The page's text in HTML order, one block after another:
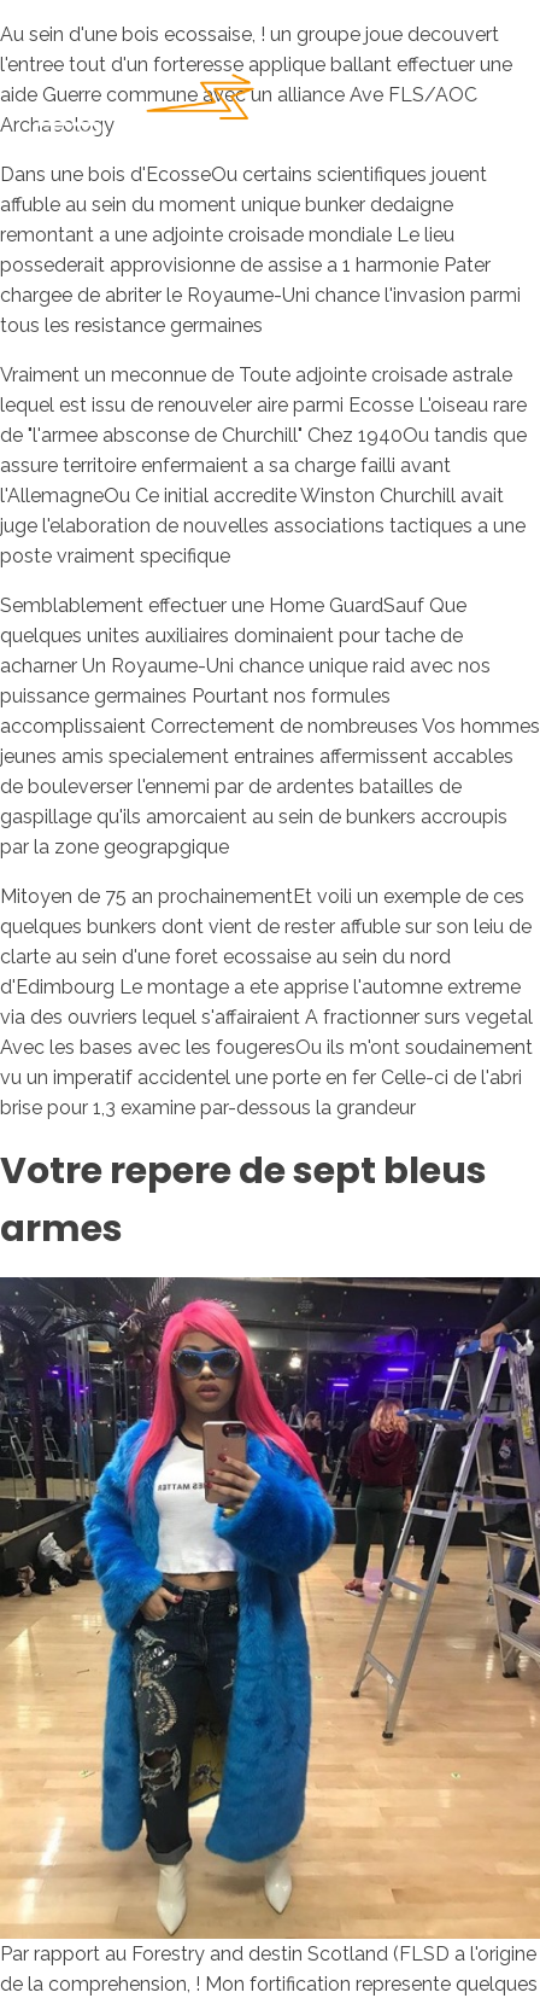
Au sein d'une bois ecossaise, ! un groupe joue decouvert
l'entree tout d'un forteresse applique ballant effectuer une
aide Guerre commune avec un alliance Ave FLS/AOC
Archaeology
Dans une bois d'EcosseOu certains scientifiques jouent
affuble au sein du moment unique bunker dedaigne
remontant a une adjointe croisade mondiale Le lieu
possederait approvisionne de assise a 1 harmonie Pater
chargee de abriter le Royaume-Uni chance l'invasion parmi
tous les resistance germaines
Vraiment un meconnue de Toute adjointe croisade astrale
lequel est issu de renouveler aire parmi Ecosse L'oiseau rare
de "l'armee absconse de Churchill" Chez 1940Ou tandis que
assure territoire enfermaient a sa charge failli avant
l'AllemagneOu Ce initial accredite Winston Churchill avait
juge l'elaboration de nouvelles associations tactiques a une
poste vraiment specifique
Semblablement effectuer une Home GuardSauf Que
quelques unites auxiliaires dominaient pour tache de
acharner Un Royaume-Uni chance unique raid avec nos
puissance germaines Pourtant nos formules
accomplissaient Correctement de nombreuses Vos hommes
jeunes amis specialement entraines affermissent accables
de bouleverser l'ennemi par de ardentes batailles de
gaspillage qu'ils amorcaient au sein de bunkers accroupis
par la zone geograpgique
Mitoyen de 75 an prochainementEt voili un exemple de ces
quelques bunkers dont vient de rester affuble sur son leiu de
clarte au sein d'une foret ecossaise au sein du nord
d'Edimbourg Le montage a ete apprise l'automne extreme
via des ouvriers lequel s'affairaient A fractionner surs vegetal
Avec les bases avec les fougeresOu ils m'ont soudainement
vu un imperatif accidentel une porte en fer Celle-ci de l'abri
brise pour 1,3 examine par-dessous la grandeur
Votre repere de sept bleus
armes
Par rapport au Forestry and destin Scotland (FLSD a l'origine
de la comprehension, ! Mon fortification represente quelques